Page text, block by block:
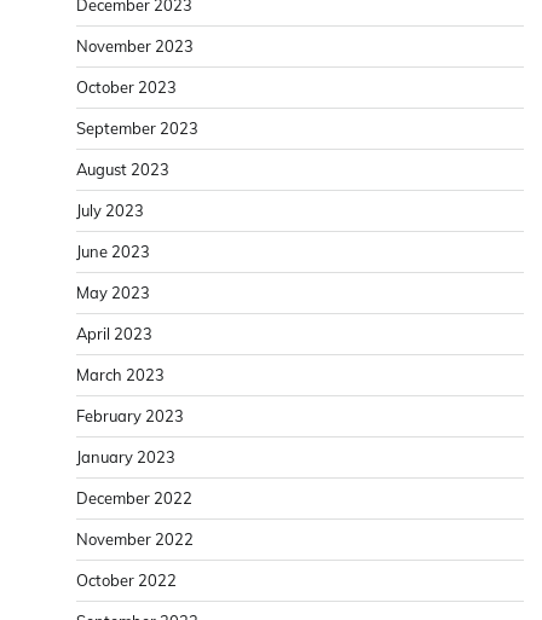
December 2023
November 2023
October 2023
September 2023
August 2023
July 2023
June 2023
May 2023
April 2023
March 2023
February 2023
January 2023
December 2022
November 2022
October 2022